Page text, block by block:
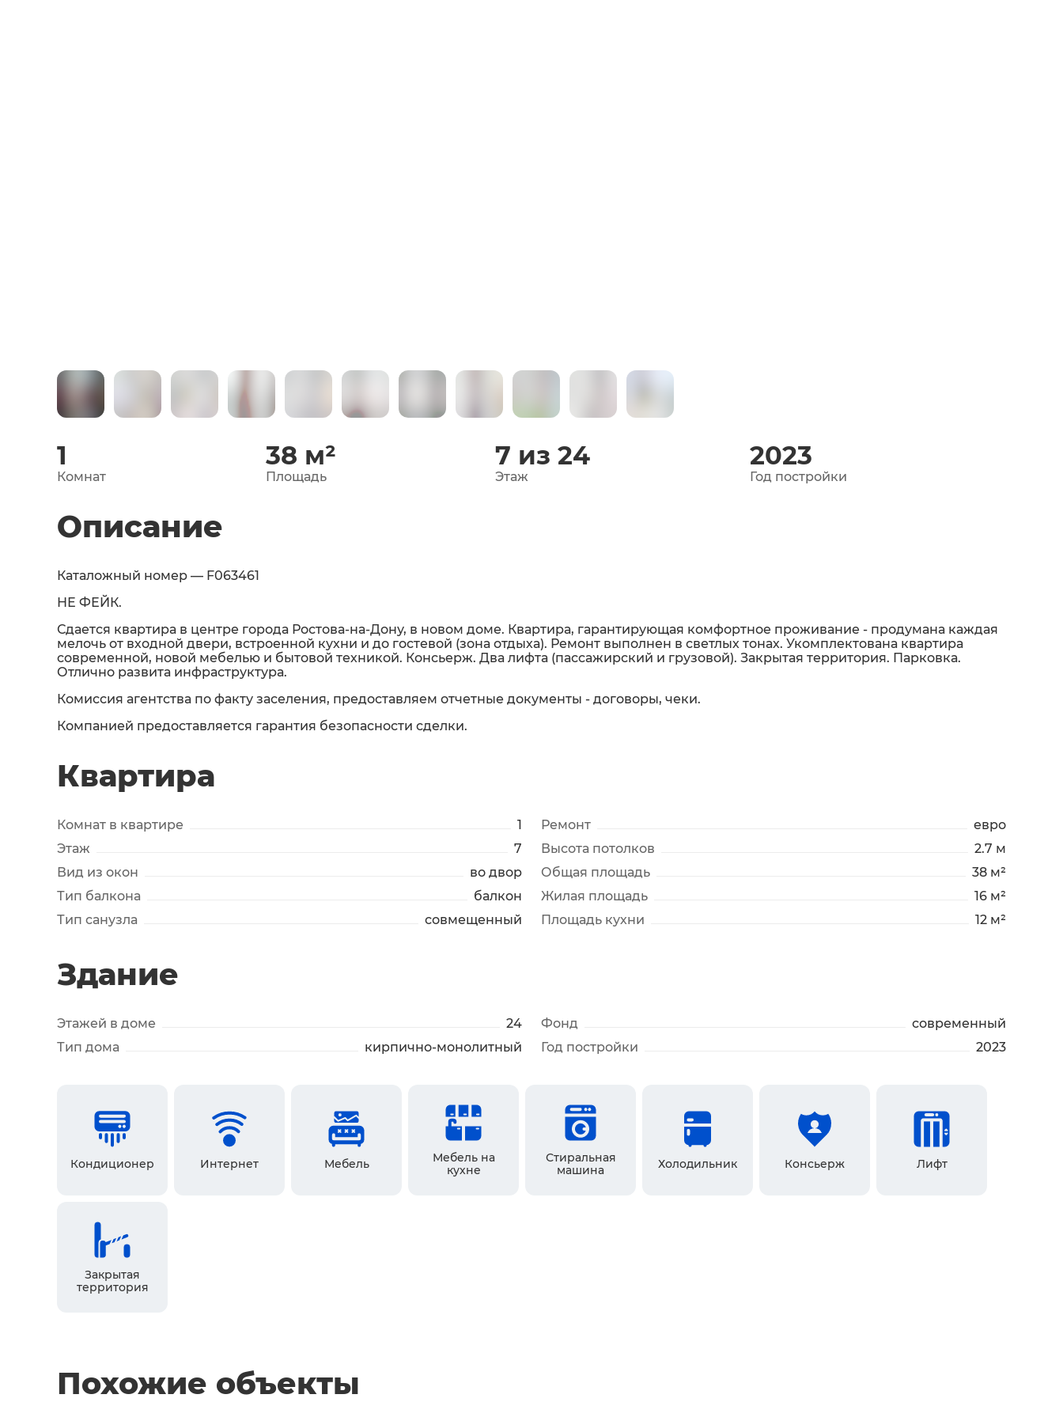
1
Комнат
38 м²
Площадь
7 из 24
Этаж
2023
Год постройки
Описание
Каталожный номер — F063461
НЕ ФЕЙК.
Сдается квартира в центре города Ростова-на-Дону, в новом доме. Квартира, гарантирующая комфортное проживание - продумана каждая
мелочь от входной двери, встроенной кухни и до гостевой (зона отдыха). Ремонт выполнен в светлых тонах. Укомплектована квартира
современной, новой мебелью и бытовой техникой. Консьерж. Два лифта (пассажирский и грузовой). Закрытая территория. Парковка.
Отлично развита инфраструктура.
Комиссия агентства по факту заселения, предоставляем отчетные документы - договоры, чеки.
Компанией предоставляется гарантия безопасности сделки.
Квартира
Комнат в квартире
1
Этаж
7
Вид из окон
во двор
Тип балкона
балкон
Тип санузла
совмещенный
Ремонт
евро
Высота потолков
2.7 м
Общая площадь
38 м²
Жилая площадь
16 м²
Площадь кухни
12 м²
Здание
Этажей в доме
24
Тип дома
кирпично-монолитный
Фонд
современный
Год постройки
2023
Кондиционер Интернет Мебель
Мебель на
кухне
Стиральная
машина
Холодильник Консьерж Лифт
Закрытая
территория
Похожие объекты